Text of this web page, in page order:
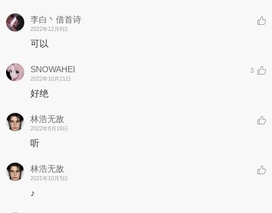
李白丶借首诗
2022年12月6日
可以
SNOWAHEI
2022年10月21日
3
好绝
林浩无敌
2022年6月19日
听
林浩无敌
2021年10月5日
♪